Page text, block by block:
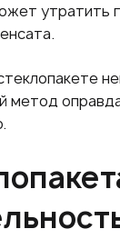
утратить
метод